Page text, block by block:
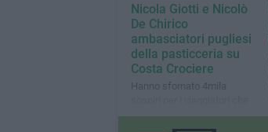
Nicola Giotti e Nicolò
De Chirico
ambasciatori pugliesi
della pasticceria su
Costa Crociere
Hanno sfornato 4mila
hanno gradito molto